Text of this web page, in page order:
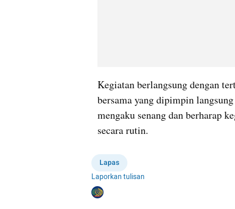
Kegiatan berlangsung dengan
bersama yang dipimpin
mengaku senang dan berharap
secara rutin.
Lapas
Laporkan tulisan